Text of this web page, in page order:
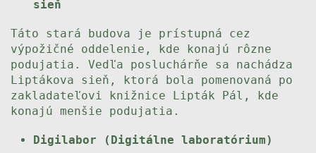
sieň
Táto stará budova je prístupná cez
výpožičné oddelenie, kde konajú rôzne
podujatia. Vedľa posluchárňe sa nachádza
Liptákova sieň, ktorá bola pomenovaná po
zakladateľovi knižnice Lipták Pál, kde
konajú menšie podujatia.
Digilabor (Digitálne laboratórium)